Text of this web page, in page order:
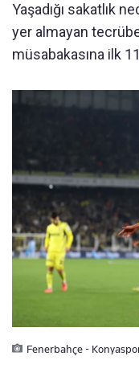
Yaşadığı sakatlık
yer almayan
müsabakasına ilk
Fenerbahçe -